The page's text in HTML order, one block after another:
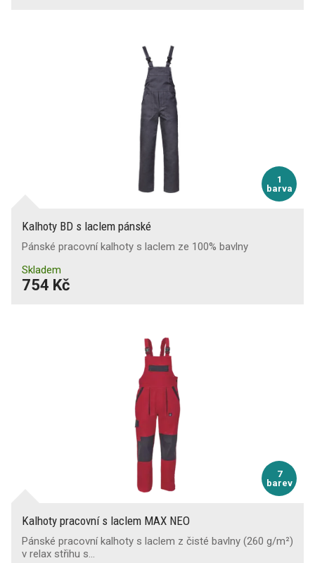
1
barva
Kalhoty BD s laclem pánské
Pánské pracovní kalhoty s laclem ze 100% bavlny
Skladem
754 Kč
7
barev
Kalhoty pracovní s laclem MAX NEO
Pánské pracovní kalhoty s laclem z čisté bavlny (260 g/m²)
v relax střihu s…